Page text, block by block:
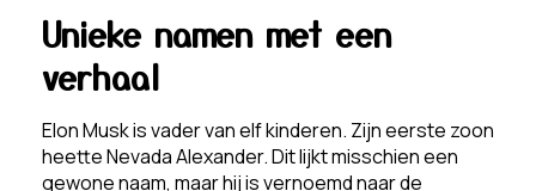
Unieke namen met een
verhaal
Elon Musk is vader van elf kinderen. Zijn eerste zoon
heette Nevada Alexander. Dit lijkt misschien een
gewone naam, maar hij is vernoemd naar de